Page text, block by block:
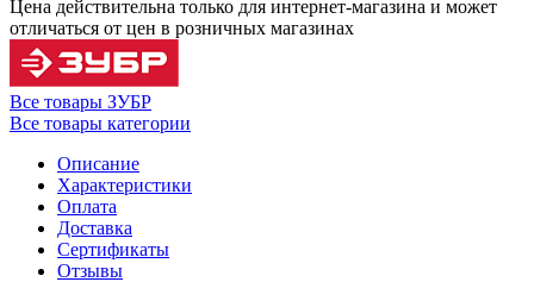
Цена действительна только для интернет-магазина и может
отличаться от цен в розничных магазинах
Все товары ЗУБР
Все товары категории
Описание
Характеристики
Оплата
Доставка
Сертификаты
Отзывы